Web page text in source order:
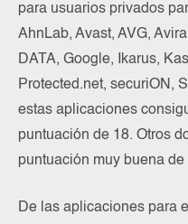
para usuarios privados
AhnLab, Avast, AVG,
DATA, Google, Ikarus,
Protected.net, securiON,
estas aplicaciones
puntuación de 18. Otros
puntuación muy buena de
De las aplicaciones para